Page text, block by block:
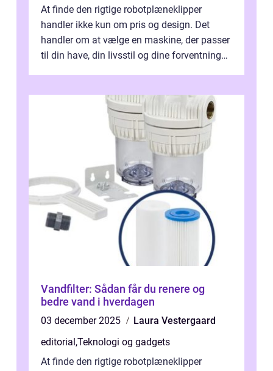
At finde den rigtige robotplæneklipper
handler ikke kun om pris og design. Det
handler om at vælge en maskine, der passer
til din have, din livsstil og dine forventninger.
Vandfilter: Sådan får du renere og
bedre vand i hverdagen
03 december 2025
Laura Vestergaard
editorial ,Teknologi og gadgets
At finde den rigtige robotplæneklipper